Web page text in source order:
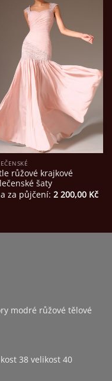
růžové krajkové
šaty
za půjčení: 2 200,00 Kč
modré růžové tělové
38 velikost 40